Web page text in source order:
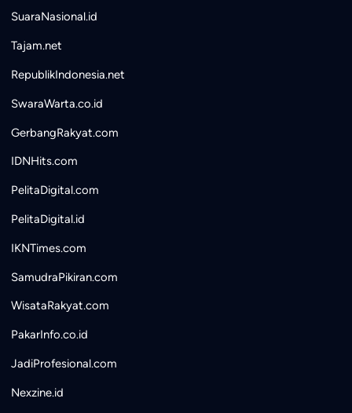
SuaraNasional.id
Tajam.net
RepublikIndonesia.net
SwaraWarta.co.id
GerbangRakyat.com
IDNHits.com
PelitaDigital.com
PelitaDigital.id
IKNTimes.com
SamudraPikiran.com
WisataRakyat.com
PakarInfo.co.id
JadiProfesional.com
Nexzine.id